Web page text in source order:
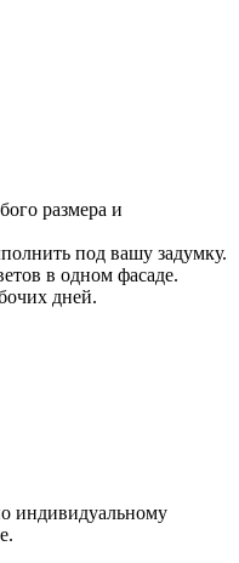
размера и
под вашу задумку.
в одном фасаде.
дней.
индивидуальному